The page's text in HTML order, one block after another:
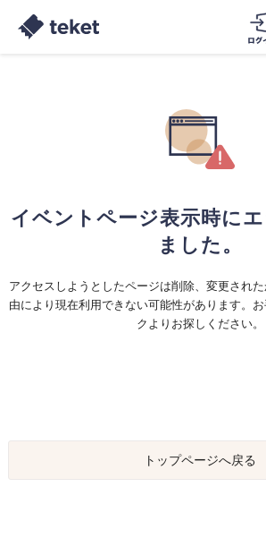
イベントページ表示時に
ました。
アクセスしようとしたページは削除、変更され
由により現在利用できない可能性があります。
クよりお探しください。
トップページへ戻る